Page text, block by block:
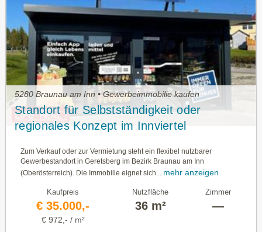
5280 Braunau am Inn • Gewerbeimmobilie kaufen
Standort für Selbstständigkeit oder
regionales Konzept im Innviertel
Zum Verkauf oder zur Vermietung steht ein flexibel nutzbarer
Gewerbestandort in Geretsberg im Bezirk Braunau am Inn
(Oberösterreich). Die Immobilie eignet sich...
mehr anzeigen
Kaufpreis
€ 35.000,-
€ 972,- / m²
Nutzfläche
36 m²
Zimmer
—